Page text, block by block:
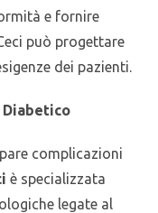
e fornire
può progettare
dei pazienti.
complicazioni
è specializzata
legate al